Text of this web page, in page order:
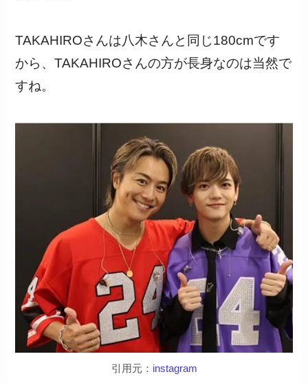
TAKAHIROさんは八木さんと同じ180cmです
から、TAKAHIROさんの方が長身なのは当然で
すね。
引用元： instagram